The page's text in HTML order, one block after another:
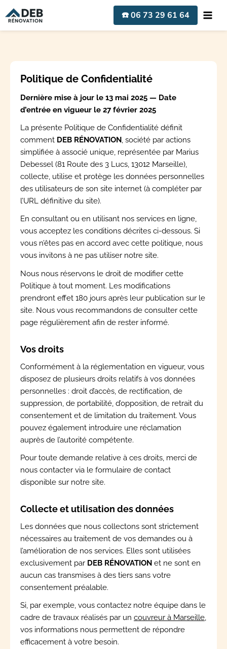
au
contenu
☎️ 06 73 29 61 64
Politique de Confidentialité
Dernière mise à jour le 13 mai 2025 — Date
d’entrée en vigueur le 27 février 2025
La présente Politique de Confidentialité définit
comment DEB RÉNOVATION, société par actions
simplifiée à associé unique, représentée par Marius
Debessel (81 Route des 3 Lucs, 13012 Marseille),
collecte, utilise et protège les données personnelles
des utilisateurs de son site internet (à compléter par
l’URL définitive du site).
En consultant ou en utilisant nos services en ligne,
vous acceptez les conditions décrites ci-dessous. Si
vous n’êtes pas en accord avec cette politique, nous
vous invitons à ne pas utiliser notre site.
Nous nous réservons le droit de modifier cette
Politique à tout moment. Les modifications
prendront effet 180 jours après leur publication sur le
site. Nous vous recommandons de consulter cette
page régulièrement afin de rester informé.
Vos droits
Conformément à la réglementation en vigueur, vous
disposez de plusieurs droits relatifs à vos données
personnelles : droit d’accès, de rectification, de
suppression, de portabilité, d’opposition, de retrait du
consentement et de limitation du traitement. Vous
pouvez également introduire une réclamation
auprès de l’autorité compétente.
Pour toute demande relative à ces droits, merci de
nous contacter via le formulaire de contact
disponible sur notre site.
Collecte et utilisation des données
Les données que nous collectons sont strictement
nécessaires au traitement de vos demandes ou à
l’amélioration de nos services. Elles sont utilisées
exclusivement par DEB RÉNOVATION et ne sont en
aucun cas transmises à des tiers sans votre
consentement préalable.
Si, par exemple, vous contactez notre équipe dans le
cadre de travaux réalisés par un couvreur à Marseille,
vos informations nous permettent de répondre
efficacement à votre besoin.